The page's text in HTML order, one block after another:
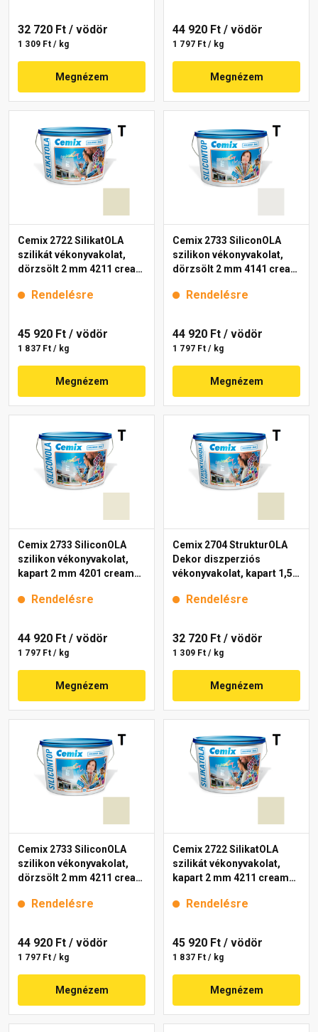
32 720 Ft / vödör
1 309 Ft / kg
Megnézem
44 920 Ft / vödör
1 797 Ft / kg
Megnézem
Cemix 2722 SilikatOLA
szilikát vékonyvakolat,
dörzsölt 2 mm 4211 cream
Rendelésre
45 920 Ft / vödör
1 837 Ft / kg
Megnézem
Cemix 2733 SiliconOLA
szilikon vékonyvakolat,
dörzsölt 2 mm 4141 cream
Rendelésre
44 920 Ft / vödör
1 797 Ft / kg
Megnézem
Cemix 2733 SiliconOLA
szilikon vékonyvakolat,
kapart 2 mm 4201 cream
Rendelésre
44 920 Ft / vödör
1 797 Ft / kg
Megnézem
Cemix 2704 StrukturOLA
Dekor diszperziós
vékonyvakolat, kapart 1,5
Rendelésre
32 720 Ft / vödör
1 309 Ft / kg
Megnézem
Cemix 2733 SiliconOLA
szilikon vékonyvakolat,
dörzsölt 2 mm 4211 cream
Rendelésre
44 920 Ft / vödör
1 797 Ft / kg
Megnézem
Cemix 2722 SilikatOLA
szilikát vékonyvakolat,
kapart 2 mm 4211 cream
Rendelésre
45 920 Ft / vödör
1 837 Ft / kg
Megnézem